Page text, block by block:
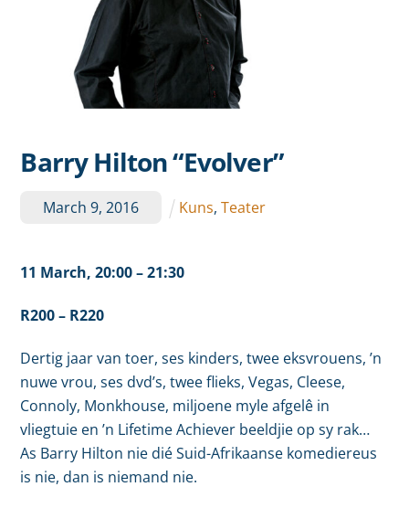
Barry Hilton “Evolver”
March 9,2016 Kuns,Teater
11 March, 20:00 – 21:30
R200 – R220
Dertig jaar van toer, ses kinders, twee eksvrouens, ’n
nuwe vrou, ses dvd’s, twee flieks, Vegas, Cleese,
Connoly, Monkhouse, miljoene myle afgelê in
vliegtuie en ’n Lifetime Achiever beeldjie op sy rak…
As Barry Hilton nie dié Suid-Afrikaanse komediereus
is nie, dan is niemand nie.